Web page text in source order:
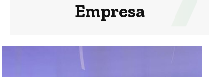
Empresa